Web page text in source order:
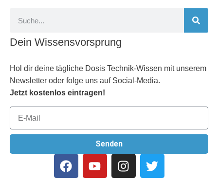
Dein Wissensvorsprung
Hol dir deine tägliche Dosis Technik-Wissen mit unserem
Newsletter oder folge uns auf Social-Media.
Jetzt kostenlos eintragen!
Senden